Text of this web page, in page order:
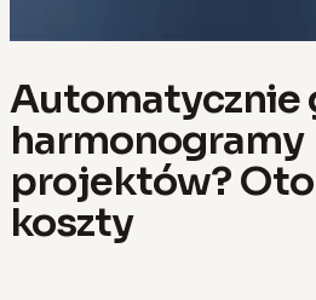
Automatycznie
harmonogramy
projektów?
koszty